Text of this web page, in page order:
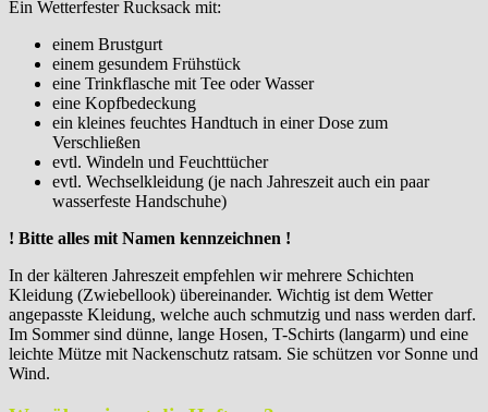
Ein Wetterfester Rucksack mit:
einem Brustgurt
einem gesundem Frühstück
eine Trinkflasche mit Tee oder Wasser
eine Kopfbedeckung
ein kleines feuchtes Handtuch in einer Dose zum
Verschließen
evtl. Windeln und Feuchttücher
evtl. Wechselkleidung (je nach Jahreszeit auch ein paar
wasserfeste Handschuhe)
! Bitte alles mit Namen kennzeichnen !
In der kälteren Jahreszeit empfehlen wir mehrere Schichten
Kleidung (Zwiebellook) übereinander. Wichtig ist dem Wetter
angepasste Kleidung, welche auch schmutzig und nass werden darf.
Im Sommer sind dünne, lange Hosen, T-Schirts (langarm) und eine
leichte Mütze mit Nackenschutz ratsam. Sie schützen vor Sonne und
Wind.